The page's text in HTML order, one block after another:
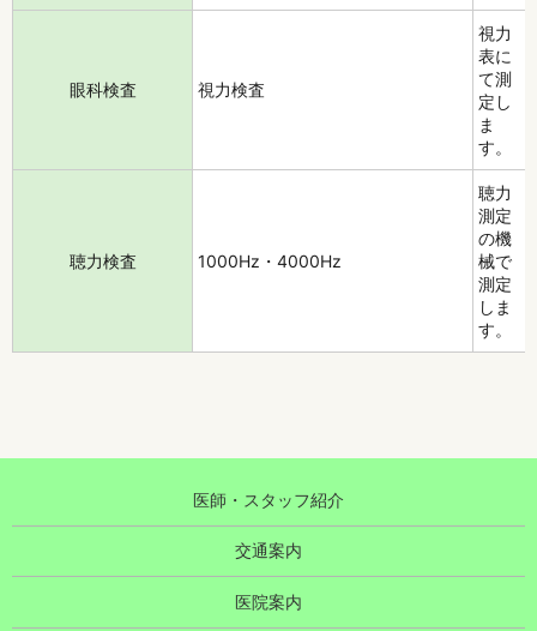
眼科検査 視力検査
視力
表に
て測
定し
ま
す。
聴力検査 1000Hz・4000Hz
聴力
測定
の機
械で
測定
しま
す。
医師・スタッフ紹介
交通案内
医院案内